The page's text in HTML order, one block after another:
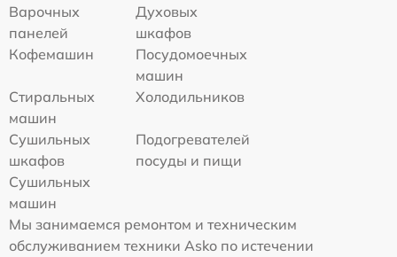
Варочных
панелей
Духовых
шкафов
Кофемашин
Посудомоечных
машин
Стиральных
машин
Холодильников
Сушильных
шкафов
Подогревателей
посуды и пищи
Сушильных
машин
Мы занимаемся ремонтом и техническим
обслуживанием техники Asko по истечении